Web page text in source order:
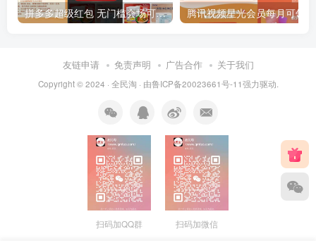
拼多多超级红包 无门槛会场可用 天天可领 最高88.88元
友链申请 免责声明 广告合作 关于我们
Copyright © 2024 · 全民淘 · 由鲁ICP备20023661号-11强力驱动.
扫码加QQ群 扫码加微信